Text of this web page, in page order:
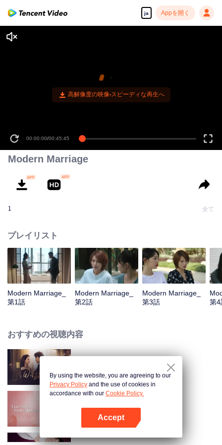
ja Appを開く
高解像度の映像•スピーディな再生へ
00:00:00/00:45:45
Modern Marriage
1 全て
プレイリスト
Modern Marriage_
第1話
Modern Marriage_
第2話
Modern Marriage_
第3話
第4
おすすめの視聴内容
Love Start From Marriage
By using the website, you are agreeing to our
Privacy Policy and the use of cookies in
accordance with our Cookie Policy.
Accept